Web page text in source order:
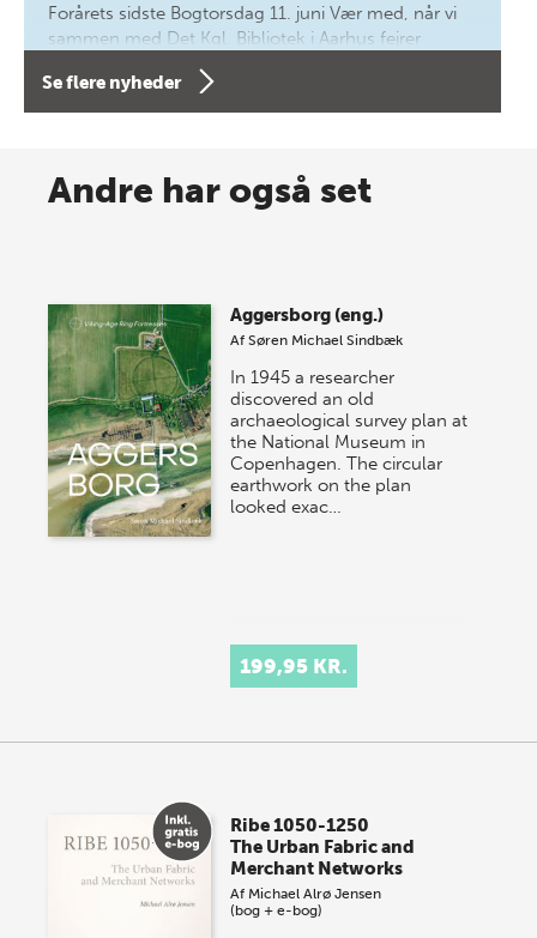
Forårets sidste Bogtorsdag 11. juni Vær med, når vi
sammen med Det Kgl. Bibliotek i Aarhus fejrer
forfatterne bag vores nyes…
Spar op til 70% til sommer-
onsdag den 10. j…
Se flere nyheder
Andre har også set
Aggersborg (eng.)
AfSøren Michael Sindbæk
In 1945 a researcher
discovered an old
archaeological survey plan at
the National Museum in
Copenhagen. The circular
earthwork on the plan
looked exac…
199,95 KR.
Ribe 1050-1250
The Urban Fabric and
Merchant Networks
Af Michael Alrø Jensen
(bog + e-bog)